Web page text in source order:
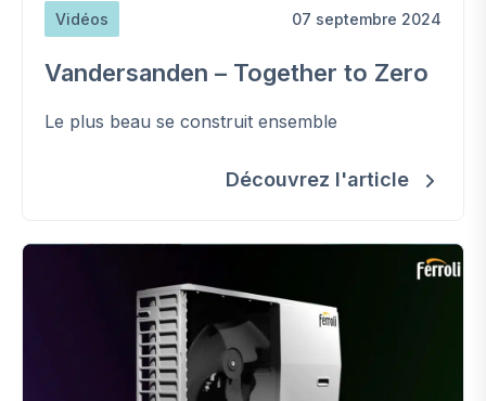
Vidéos 07 septembre 2024
Vandersanden – Together to Zero
Le plus beau se construit ensemble
Découvrez l'article